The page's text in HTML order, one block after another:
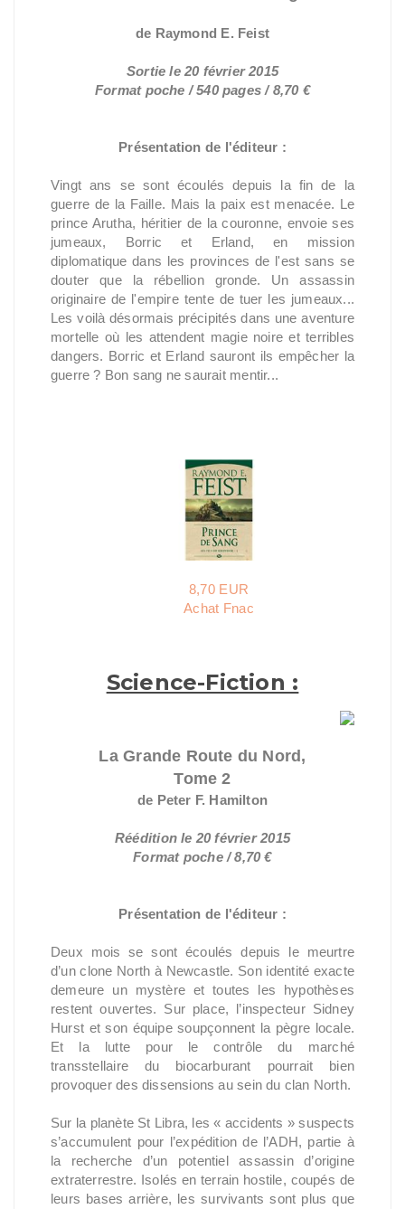
de Raymond E. Feist
Sortie le 20 février 2015
Format poche / 540 pages / 8,70 €
Présentation de l'éditeur :
Vingt ans se sont écoulés depuis la fin de la
guerre de la Faille. Mais la paix est menacée. Le
prince Arutha, héritier de la couronne, envoie ses
jumeaux, Borric et Erland, en mission
diplomatique dans les provinces de l'est sans se
douter que la rébellion gronde. Un assassin
originaire de l'empire tente de tuer les jumeaux...
Les voilà désormais précipités dans une aventure
mortelle où les attendent magie noire et terribles
dangers. Borric et Erland sauront ils empêcher la
guerre ? Bon sang ne saurait mentir...
8,70 EUR
Achat Fnac
Science-Fiction :
La Grande Route du Nord,
Tome 2
de Peter F. Hamilton
Réédition le 20 février 2015
Format poche / 8,70 €
Présentation de l'éditeur :
Deux mois se sont écoulés depuis le meurtre
d’un clone North à Newcastle. Son identité exacte
demeure un mystère et toutes les hypothèses
restent ouvertes. Sur place, l’inspecteur Sidney
Hurst et son équipe soupçonnent la pègre locale.
Et la lutte pour le contrôle du marché
transstellaire du biocarburant pourrait bien
provoquer des dissensions au sein du clan North.
Sur la planète St Libra, les « accidents » suspects
s’accumulent pour l’expédition de l’ADH, partie à
la recherche d’un potentiel assassin d’origine
extraterrestre. Isolés en terrain hostile, coupés de
leurs bases arrière, les survivants sont plus que